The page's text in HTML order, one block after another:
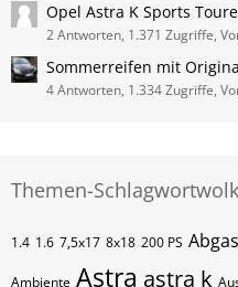
Opel Astra K Sports
2 Antworten, 1.371 Zugriffe,
Sommerreifen mit
4 Antworten, 1.334 Zugriffe,
Themen-
1.4 1.6 7,5x17 8x18 200 PS
Ambiente Astra astra k